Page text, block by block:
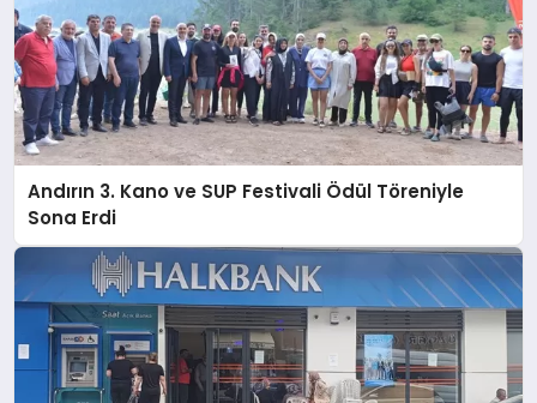
Andırın 3. Kano ve SUP Festivali Ödül Töreniyle
Sona Erdi